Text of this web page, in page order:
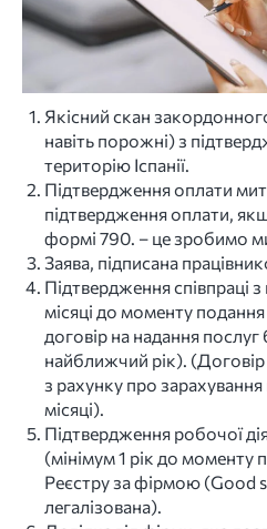
Якісний скан
навіть порожні) з
територію Іспанії.
Підтвердження оплати
підтвердження оплати,
формі 790. – це зробимо
Заява, підписана
Підтвердження співпраці
місяці до моменту
договір на надання послуг
найближчий рік).
з рахунку про
місяці).
Підтвердження робочої
(мінімум 1 рік до моменту
Реєстру за фірмою (Good
легалізована).